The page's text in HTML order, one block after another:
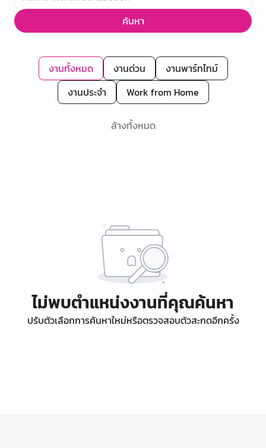
ค้นหา
งานทั้งหมด งานด่วน
งานพาร์ทไทม์
งานประจำ
Work from Home
ล้างทั้งหมด
ไม่พบตำแหน่งงานที่คุณค้นหา
ปรับตัวเลือกการค้นหาใหม่หรือตรวจสอบตัวสะกดอีกครั้ง